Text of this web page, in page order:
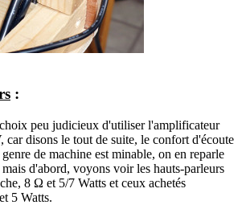
:
peu judicieux d'utiliser l'amplificateur
car disons le tout de suite, le confort d'écoute
de machine est minable, on en reparle
d'abord, voyons voir les hauts-parleurs
8 Ω et 5/7 Watts et ceux achetés
5 Watts.